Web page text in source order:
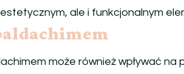
ale i funkcjonalnym
może również wpływać